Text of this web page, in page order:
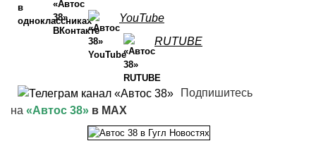
YouTube
RUTUBE
Подпишитесь
на «Автос 38» в MAX